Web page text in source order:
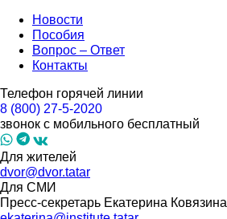
Новости
Пособия
Вопрос – Ответ
Контакты
Телефон горячей линии
8 (800) 27-5-2020
звонок с мобильного бесплатный
Для жителей
dvor@dvor.tatar
Для СМИ
Пресс-секретарь Екатерина Ковязина